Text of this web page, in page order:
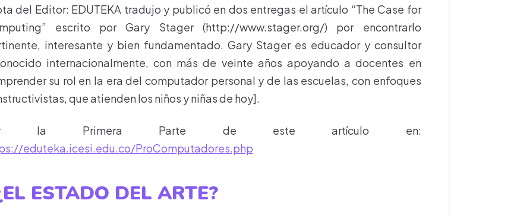
del Editor: EDUTEKA tradujo y publicó en dos entregas el artículo “The Case for
escrito por Gary Stager (http://www.stager.org/) por encontrarlo
interesante y bien fundamentado. Gary Stager es educador y consultor
internacionalmente, con más de veinte años apoyando a docentes en
su rol en la era del computador personal y de las escuelas, con enfoques
que atienden los niños y niñas de hoy].
la Primera Parte de este artículo en:
eduteka.icesi.edu.co/ProComputadores.php
ESTADO DEL ARTE?